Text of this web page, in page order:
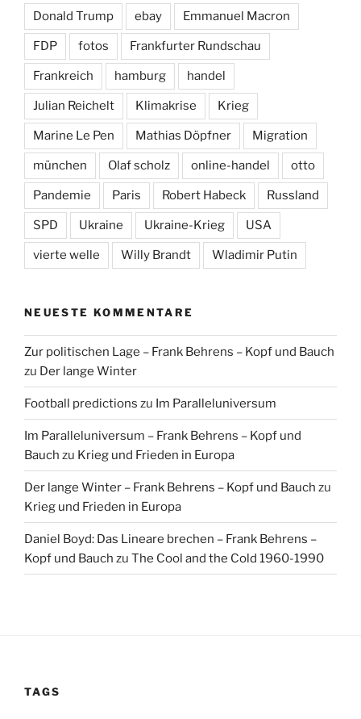
Julian Reichelt Klimakrise Krieg
Marine Le Pen Mathias Döpfner Migration
münchen Olaf scholz online-handel
Pandemie Paris Robert Habeck
SPD Ukraine Ukraine-Krieg USA
vierte welle Willy Brandt Wladimir Putin
NEUESTE KOMMENTARE
Zur politischen Lage – Frank Behrens – Kopf und Bauch
zuDer lange Winter
Football predictionszuIm Paralleluniversum
Im Paralleluniversum – Frank Behrens – Kopf und
BauchzuKrieg und Frieden in Europa
Der lange Winter – Frank Behrens – Kopf und Bauchzu
Krieg und Frieden in Europa
Daniel Boyd: Das Lineare brechen – Frank Behrens –
Kopf und BauchzuThe Cool and the Cold 1960-1990